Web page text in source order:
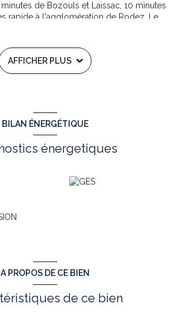
de Bozouls et Laissac, 10 minutes
rapide à l'agglomération de Rodez. Le
la mairie ainsi qu'une micro-brasserie
une pièce de vie de 26m², cuisine de
d’une chambre de 18m² donnant sur
attenant et une grangette de 17 m² au
compris dans le prix.
avec ses lacs, propose également de
randonnées, de trial et de VTT, idéal
en restant proche des commodités
DIDIER HEMON DE L'AGENCE TOWER
de Didier HEMON - RSAC No499 814
AFFICHER PLUS
BILAN ÉNERGÉTIQUE
énergetiques
A PROPOS DE CE BIEN
de ce bien